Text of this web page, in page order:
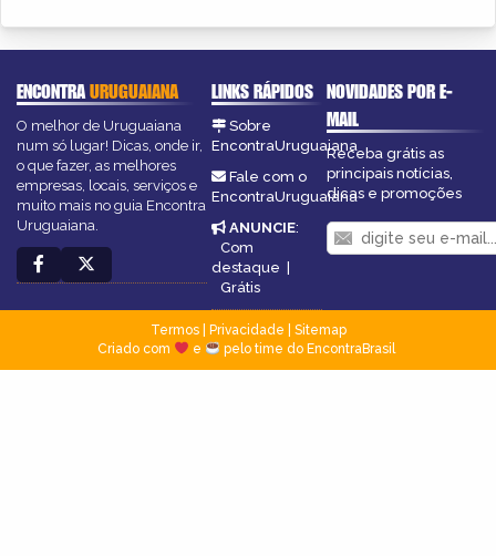
ENCONTRAURUGUAIANA
O melhor de Uruguaiana
num só lugar! Dicas, onde ir,
o que fazer, as melhores
empresas, locais, serviços e
muito mais no guia Encontra
Uruguaiana.
LINKS RÁPIDOS
Sobre
EncontraUruguaiana
Fale com o
EncontraUruguaiana
ANUNCIE:
Com
destaque |
Grátis
NOVIDADES POR E-
MAIL
Receba grátis as
principais notícias,
dicas e promoções
Termos| Privacidade
Sitemap
Criado com
e pelo time do EncontraBrasil